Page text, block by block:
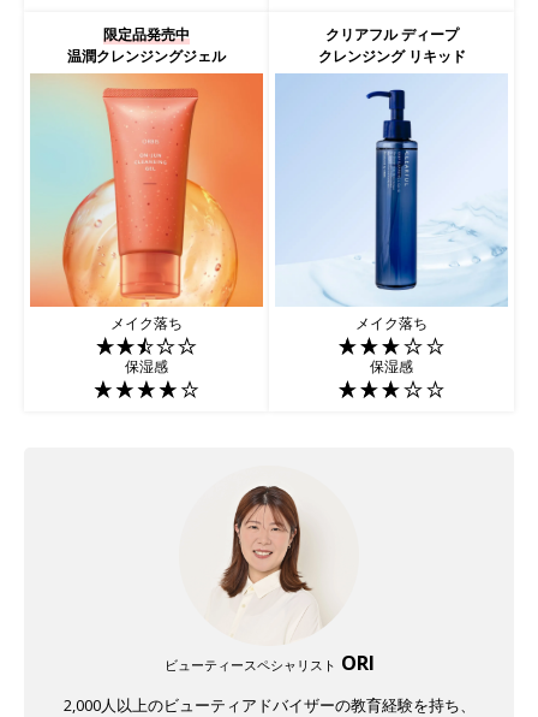
限定品発売中
温潤クレンジングジェル
メイク落ち
保湿感
クリアフル ディープ
クレンジング リキッド
メイク落ち
保湿感
ビューティースペシャリスト ORI
2,000人以上のビューティアドバイザーの教育経験を持ち、